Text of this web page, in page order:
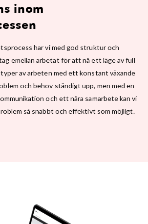
inom
har vi med god struktur och
emellan arbetat för att nå ett läge av full
av arbeten med ett konstant växande
och behov ständigt upp, men med en
och ett nära samarbete kan vi
så snabbt och effektivt som möjligt.